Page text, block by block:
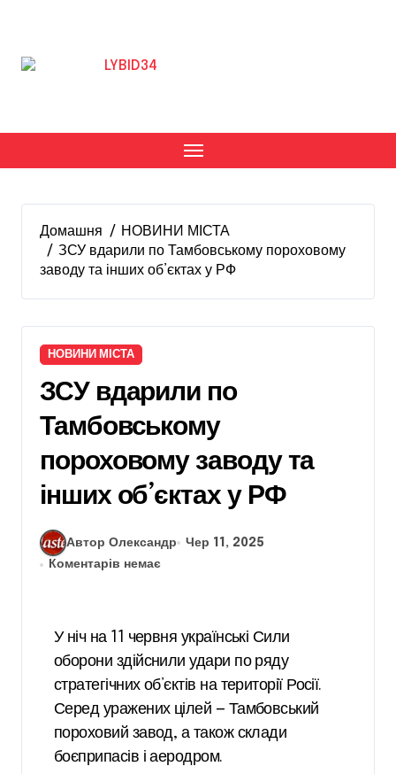
Домашня
НОВИНИ МІСТА
ЗСУ вдарили по Тамбовському пороховому
заводу та інших об’єктах у РФ
НОВИНИ МІСТА
ЗСУ вдарили по
Тамбовському
пороховому заводу та
інших об’єктах у РФ
Автор Олександр
Чер 11, 2025
Коментарів немає
У ніч на 11 червня українські Сили
оборони здійснили удари по ряду
стратегічних об’єктів на території Росії.
Серед уражених цілей — Тамбовський
пороховий завод, а також склади
боєприпасів і аеродром.